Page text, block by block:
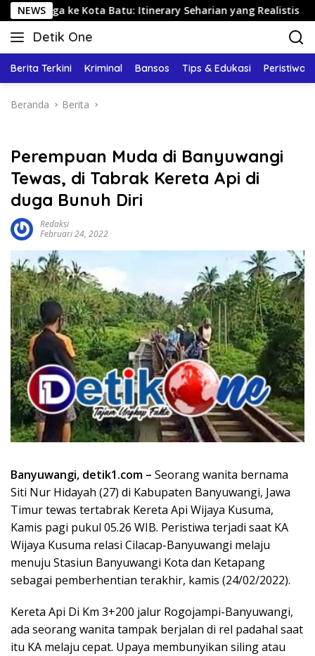
Langsung
ke
konten
NEWS
Kota Batu: Itinerary Seharian yang Realistis Rute
Detik One
Tajam
Fakta
Berita Terkini Kriminal Bansos Tips & Edukasi Peristiwa
Beranda Berita
Perempuan Muda di Banyuwangi
Tewas, di Tabrak Kereta Api di
duga Bunuh Diri
Redaksi
Februari 24, 2022
Banyuwangi, detik1.com – Seorang wanita bernama
Siti Nur Hidayah (27) di Kabupaten Banyuwangi, Jawa
Timur tewas tertabrak Kereta Api Wijaya Kusuma,
Kamis pagi pukul 05.26 WIB. Peristiwa terjadi saat KA
Wijaya Kusuma relasi Cilacap-Banyuwangi melaju
menuju Stasiun Banyuwangi Kota dan Ketapang
sebagai pemberhentian terakhir, kamis (24/02/2022).
Kereta Api Di Km 3+200 jalur Rogojampi-Banyuwangi,
ada seorang wanita tampak berjalan di rel padahal saat
itu KA melaju cepat. Upaya membunyikan siling atau